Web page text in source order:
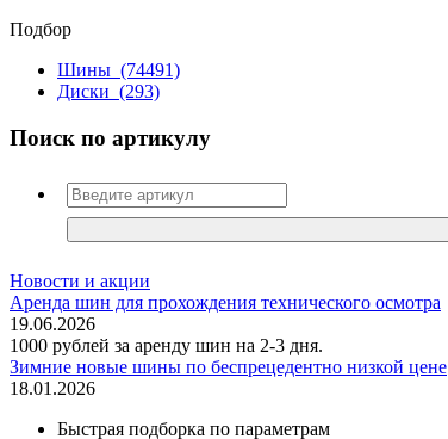
Подбор
Шины (74491)
Диски (293)
Поиск по артикулу
Новости и акции
Аренда шин для прохождения технического осмотра
19.06.2026
1000 рублей за аренду шин на 2-3 дня.
Зимние новые шины по беспрецедентно низкой цене
18.01.2026
Быстрая подборка по параметрам